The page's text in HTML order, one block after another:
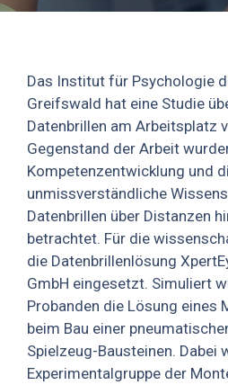
Das Institut für Psychologie
Greifswald hat eine Studie
Datenbrillen am Arbeitsplatz
Gegenstand der Arbeit
Kompetenzentwicklung und
unmissverständliche
Datenbrillen über Distanzen
betrachtet. Für die
die Datenbrillenlösung
GmbH eingesetzt. Simuliert
Probanden die Lösung eines
beim Bau einer
Spielzeug-Bausteinen. Dabei
Experimentalgruppe der